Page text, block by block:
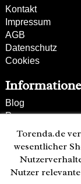
Kontakt
Impressum
AGB
Datenschutz
Cookies
Blog
Presse
Partner
Versand und
Bestellung
Kunden-
Torenda.de
wesentlicher
Nutzer